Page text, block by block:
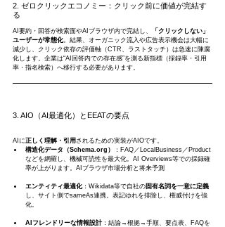
2. ゼロクリックエコノミー：クリック前に価値が完結す
る
AI要約・回答が検索面やAIブラウザ内で完結し、
「クリックしない」
ユーザーが常態化。結果、オーガニック流入や広告表示機会は大幅に
減少し、クリック依存の評価軸（CTR、ラストタッチ）は急速に陳腐
化します。企業は“AI回答内での存在感”を測る新指標（採録率・引用
率・指名検索）へ移行する必要があります。
3. AIO（AI最適化）とEEATの要点
AIに正しく理解・引用 されるための実装がAIOです。
構造化データ（Schema.org）
：FAQ／LocalBusiness／Product
などを網羅し、機械可読性を最大化。AI Overviews等での採録確
率が上がります。AIブラウザ市場分析と将来予測
エンティティ最適化：Wikidata等で自社の固有名詞を一意に定義
し、サイト側でsameAs連携。表記ゆれを排除し、権威付けを強
化。
AIフレンドリーな情報設計 ：結論→根拠→手順、要点表、FAQを